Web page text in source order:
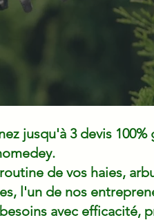
jusqu'à 3 devis 100%
de vos haies,
l'un de nos
avec efficacité,